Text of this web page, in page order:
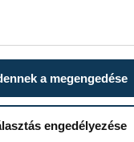
a megengedése
engedélyezése